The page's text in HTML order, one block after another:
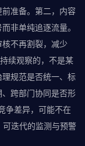
准备。第二，内容
非单纯追逐流量。
不再割裂，减少
续观察的，不是某
规范是否统一、标
跨部门协同是否形
争差异，可能不在
可迭代的监测与预警